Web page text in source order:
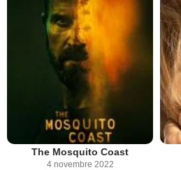
The Mosquito Coast
4 novembre 2022